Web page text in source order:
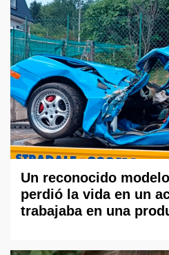
Un reconocido
perdió la vida en un
trabajaba en una